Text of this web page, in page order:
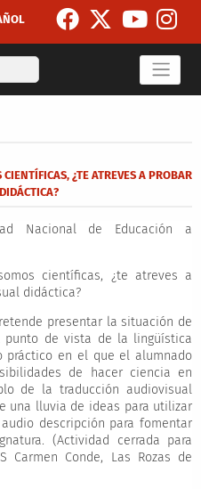
Search
¿TE ATREVES A PROBAR
Nacional de Educación a
científicas, ¿te atreves a
didáctica?
presentar la situación de
de vista de la lingüística
práctico en el que el alumnado
de hacer ciencia en
de la traducción audiovisual
una lluvia de ideas para utilizar
descripción para fomentar
(Actividad cerrada para
Carmen Conde, Las Rozas de